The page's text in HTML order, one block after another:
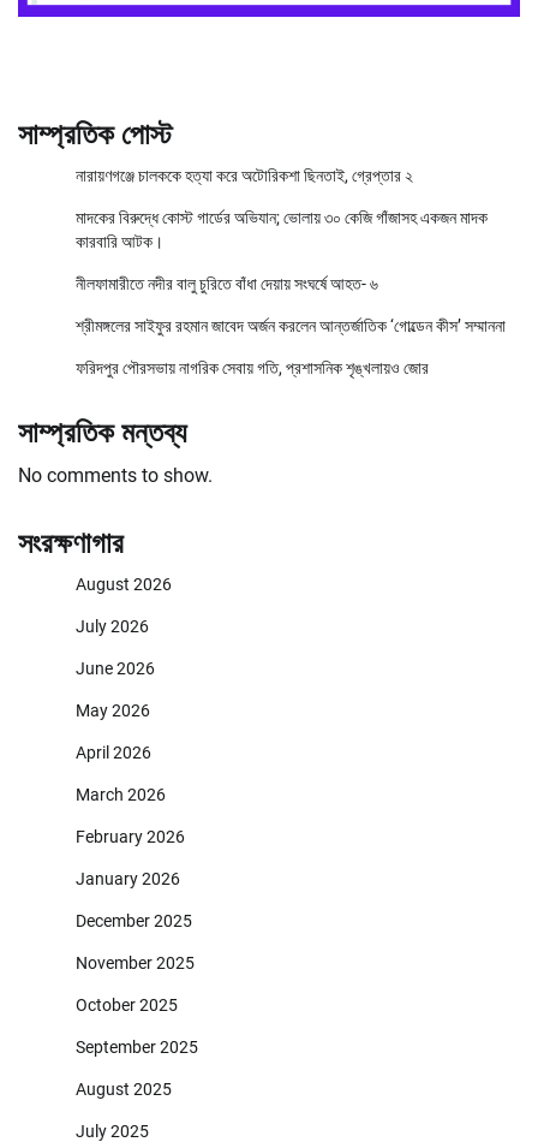
সাম্প্রতিক পোস্ট
নারায়ণগঞ্জে চালককে হত্যা করে অটোরিকশা ছিনতাই, গ্রেপ্তার ২
মাদকের বিরুদ্ধে কোস্ট গার্ডের অভিযান; ভোলায় ৩০ কেজি গাঁজাসহ একজন মাদক
কারবারি আটক।
নীলফামারীতে নদীর বালু চুরিতে বাঁধা দেয়ায় সংঘর্ষে আহত- ৬
শ্রীমঙ্গলের সাইফুর রহমান জাবেদ অর্জন করলেন আন্তর্জাতিক ‘গোল্ডেন কীস’ সম্মাননা
ফরিদপুর পৌরসভায় নাগরিক সেবায় গতি, প্রশাসনিক শৃঙ্খলায়ও জোর
সাম্প্রতিক মন্তব্য
No comments to show.
সংরক্ষণাগার
August 2026
July 2026
June 2026
May 2026
April 2026
March 2026
February 2026
January 2026
December 2025
November 2025
October 2025
September 2025
August 2025
July 2025